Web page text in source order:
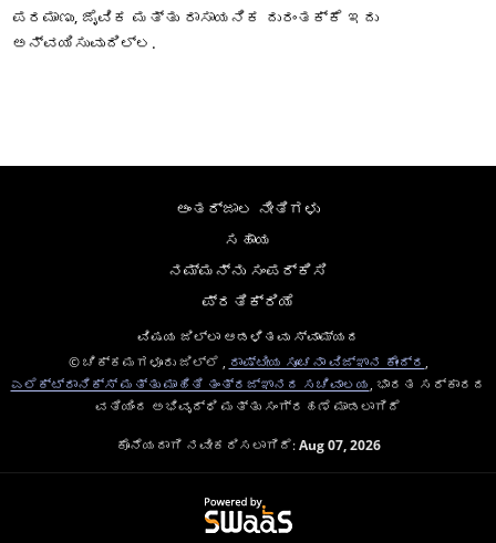
ಪರಮಾಣು, ಜೈವಿಕ ಮತ್ತು ರಾಸಾಯನಿಕ ದುರಂತಕ್ಕೆ ಇದು
ಅನ್ವಯಿಸುವುದಿಲ್ಲ.
ಅಂತರ್ಜಾಲ ನೀತಿಗಳು
ಸಹಾಯ
ನಮ್ಮನ್ನು ಸಂಪರ್ಕಿಸಿ
ಪ್ರತಿಕ್ರಿಯೆ
ವಿಷಯ ಜಿಲ್ಲಾ ಆಡಳಿತವು ಸ್ವಾಮ್ಯದ
© ಚಿಕ್ಕಮಗಳೂರು ಜಿಲ್ಲೆ ,
ರಾಷ್ಟೀಯ ಸೂಚನಾ ವಿಜ್ಞಾನ ಕೇಂದ್ರ
ಎಲೆಕ್ಟ್ರಾನಿಕ್ಸ್ ಮತ್ತು ಮಾಹಿತಿ ತಂತ್ರಜ್ಞಾನದ ಸಚಿವಾಲಯ , ಭಾರತ ಸರ್ಕಾರದ
ವತಿಯಿಂದ ಅಭಿವೃದ್ಧಿ ಮತ್ತು ಸಂಗ್ರಹಣೆ ಮಾಡಲಾಗಿದೆ
ಕೊನೆಯದಾಗಿ ನವೀಕರಿಸಲಾಗಿದೆ:Aug 07, 2026